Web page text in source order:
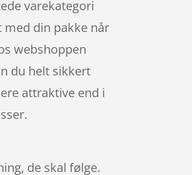
varekategori
med din pakke når
webshoppen
du helt sikkert
attraktive end i
de skal følge.